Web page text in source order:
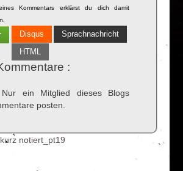
Kommentars erklärst du dich damit
Disqus
Sprachnachricht
HTML
Keine Kommentare :
Nur ein Mitglied dieses Blogs
posten.
kurz notiert_pt19